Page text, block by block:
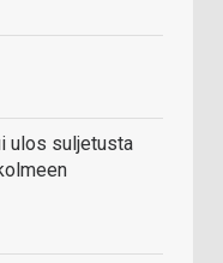
ulos suljetusta